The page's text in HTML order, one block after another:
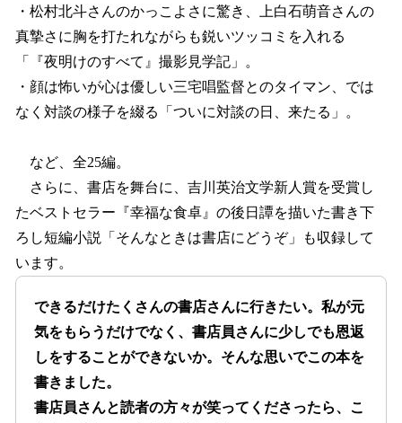
・松村北斗さんのかっこよさに驚き、上白石萌音さんの
真摯さに胸を打たれながらも鋭いツッコミを入れる
「『夜明けのすべて』撮影見学記」。
・顔は怖いが心は優しい三宅唱監督とのタイマン、では
なく対談の様子を綴る「ついに対談の日、来たる」。
など、全25編。
さらに、書店を舞台に、吉川英治文学新人賞を受賞し
たベストセラー『幸福な食卓』の後日譚を描いた書き下
ろし短編小説「そんなときは書店にどうぞ」も収録して
います。
できるだけたくさんの書店さんに行きたい。私が元
気をもらうだけでなく、書店員さんに少しでも恩返
しをすることができないか。そんな思いでこの本を
書きました。
書店員さんと読者の方々が笑ってくださったら、こ